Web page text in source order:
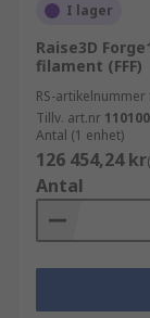
I lager
Raise3D
filament (FFF)
RS-artikelnummer
Tillv. art.nr
Antal (1 enhet)
126 454,24 kr
Antal